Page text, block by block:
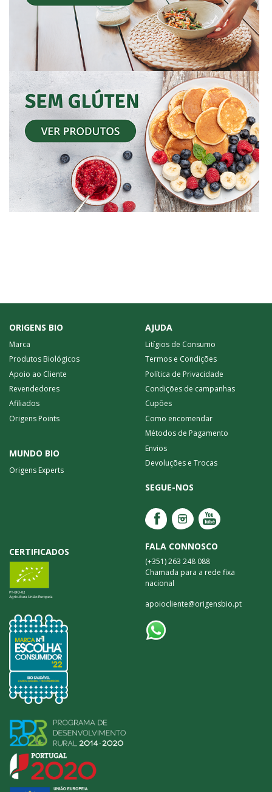
ORIGENS BIO
Marca
Produtos Biológicos
Apoio ao Cliente
Revendedores
Afiliados
Origens Points
AJUDA
Litígios de Consumo
Termos e Condições
Política de Privacidade
Condições de campanhas
Cupões
Como encomendar
Métodos de Pagamento
Envios
Devoluções e Trocas
MUNDO BIO
Origens Experts
SEGUE-NOS
FALA CONNOSCO
(+351) 263 248 088
Chamada para a rede fixa
nacional
apoiocliente@origensbio.pt
CERTIFICADOS